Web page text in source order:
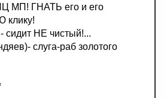
МП! ГНАТЬ его и его
сидит НЕ чистый!...
слуга-раб золотого